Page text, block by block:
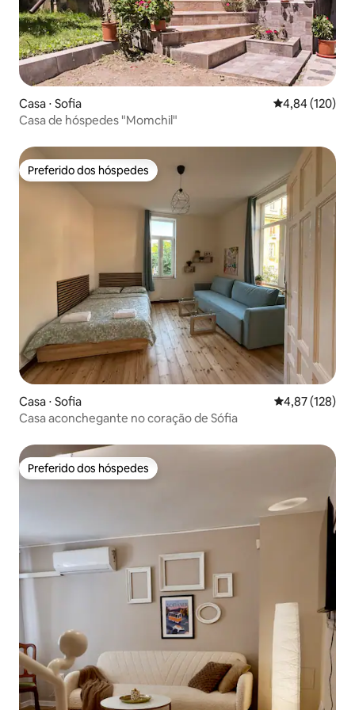
Casa ⋅ Sofia 4,84 de uma
4,84 (120)
Casa de hóspedes "Momchil"
Preferido dos hóspedes
Preferido dos hóspedes
Casa ⋅ Sofia 4,87 de uma
4,87 (128)
Casa aconchegante no coração de Sófia
Preferido dos hóspedes
Preferido dos hóspedes